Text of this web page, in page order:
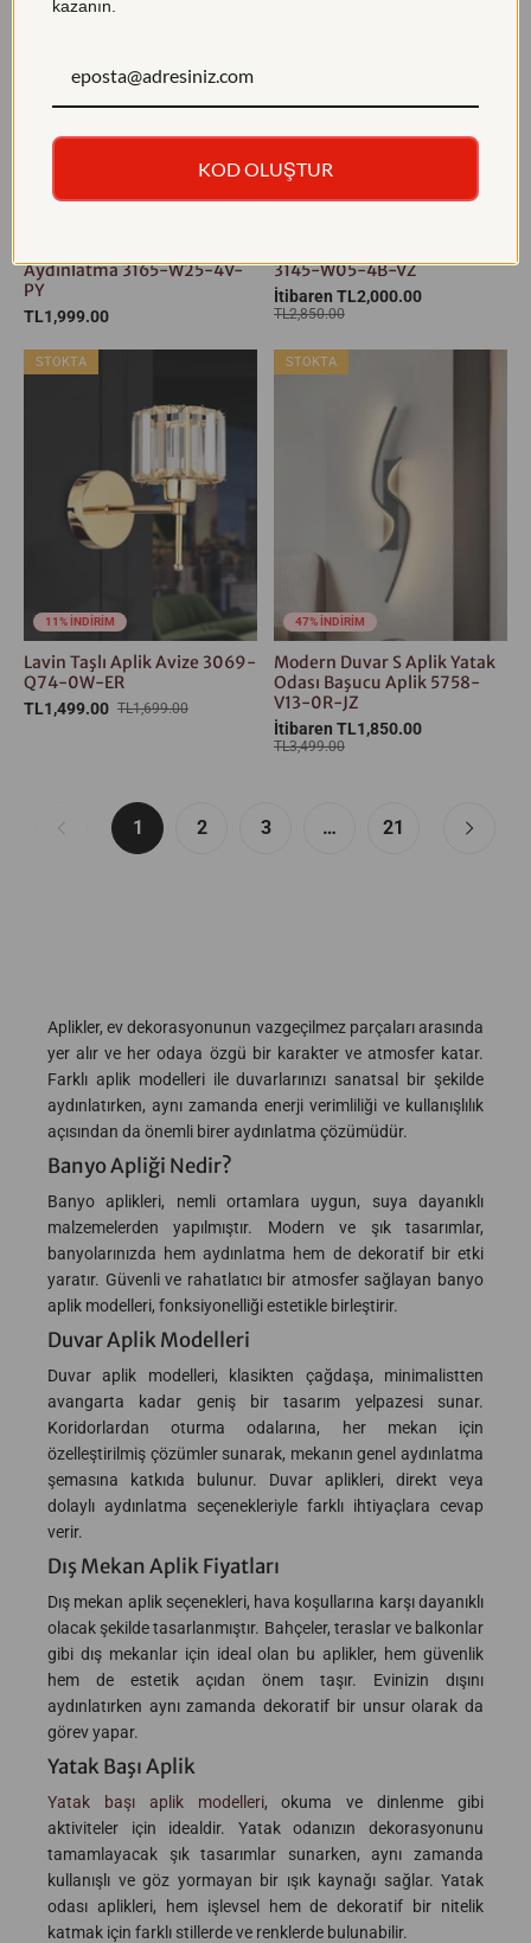
Aydınlatma 3165-W25-4V-
PY
TL1,999.00
3145-W05-4B-VZ
İtibaren TL2,000.00
TL2,850.00
11% İNDİRİM
STOKTA
Lavin Taşlı Aplik Avize 3069-
Q74-0W-ER
TL1,499.00 TL1,699.00
47% İNDİRİM
STOKTA
Modern Duvar S Aplik Yatak
Odası Başucu Aplik 5758-
V13-0R-JZ
İtibaren TL1,850.00
TL3,499.00
1 2 3 … 21
Aplikler, ev dekorasyonunun vazgeçilmez parçaları arasında
yer alır ve her odaya özgü bir karakter ve atmosfer katar.
Farklı aplik modelleri ile duvarlarınızı sanatsal bir şekilde
aydınlatırken, aynı zamanda enerji verimliliği ve kullanışlılık
açısından da önemli birer aydınlatma çözümüdür.
Banyo Apliği Nedir?
Banyo aplikleri, nemli ortamlara uygun, suya dayanıklı
malzemelerden yapılmıştır. Modern ve şık tasarımlar,
banyolarınızda hem aydınlatma hem de dekoratif bir etki
yaratır. Güvenli ve rahatlatıcı bir atmosfer sağlayan banyo
aplik modelleri, fonksiyonelliği estetikle birleştirir.
Duvar Aplik Modelleri
Duvar aplik modelleri, klasikten çağdaşa, minimalistten
avangarta kadar geniş bir tasarım yelpazesi sunar.
Koridorlardan oturma odalarına, her mekan için
özelleştirilmiş çözümler sunarak, mekanın genel aydınlatma
şemasına katkıda bulunur. Duvar aplikleri, direkt veya
dolaylı aydınlatma seçenekleriyle farklı ihtiyaçlara cevap
verir.
Dış Mekan Aplik Fiyatları
Dış mekan aplik seçenekleri, hava koşullarına karşı dayanıklı
olacak şekilde tasarlanmıştır. Bahçeler, teraslar ve balkonlar
gibi dış mekanlar için ideal olan bu aplikler, hem güvenlik
hem de estetik açıdan önem taşır. Evinizin dışını
aydınlatırken aynı zamanda dekoratif bir unsur olarak da
görev yapar.
Yatak Başı Aplik
Yatak başı aplik modelleri, okuma ve dinlenme gibi
aktiviteler için idealdir. Yatak odanızın dekorasyonunu
tamamlayacak şık tasarımlar sunarken, aynı zamanda
kullanışlı ve göz yormayan bir ışık kaynağı sağlar. Yatak
odası aplikleri, hem işlevsel hem de dekoratif bir nitelik
katmak için farklı stillerde ve renklerde bulunabilir.
kazanın.
KOD OLUŞTUR